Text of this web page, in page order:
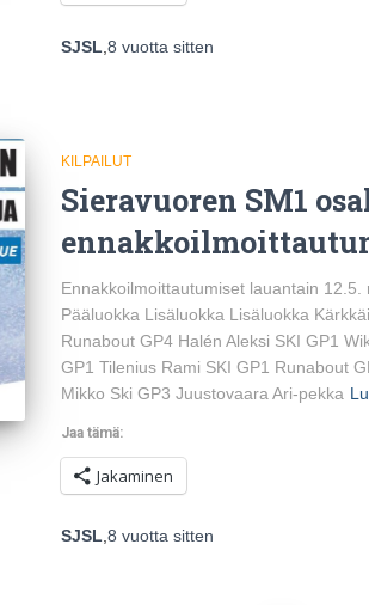
SJSL,8 vuottasitten
KILPAILUT
Sieravuoren SM1
Ennakkoilmoittautumiset lauantain
Pääluokka Lisäluokka Lisäluokka
Runabout GP4 Halén Aleksi SKI GP1
GP1 Tilenius Rami SKI GP1 Runabout
Mikko Ski GP3 Juustovaara Ari-pekka
Jaa tämä:
Jakaminen
SJSL,8 vuottasitten